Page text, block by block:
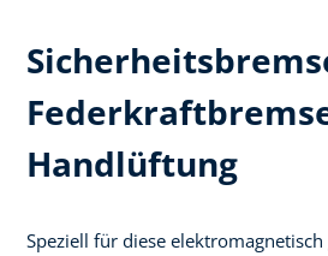
Handlüftung
Speziell für diese